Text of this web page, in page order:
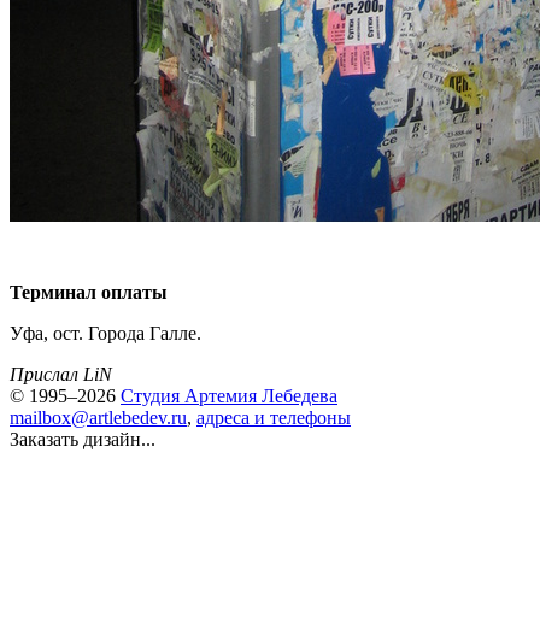
Терминал оплаты
Уфа, ост. Города Галле.
Прислал LiN
© 1995–2026 Студия Артемия Лебедева
mailbox@artlebedev.ru, адреса и телефоны
Заказать дизайн...